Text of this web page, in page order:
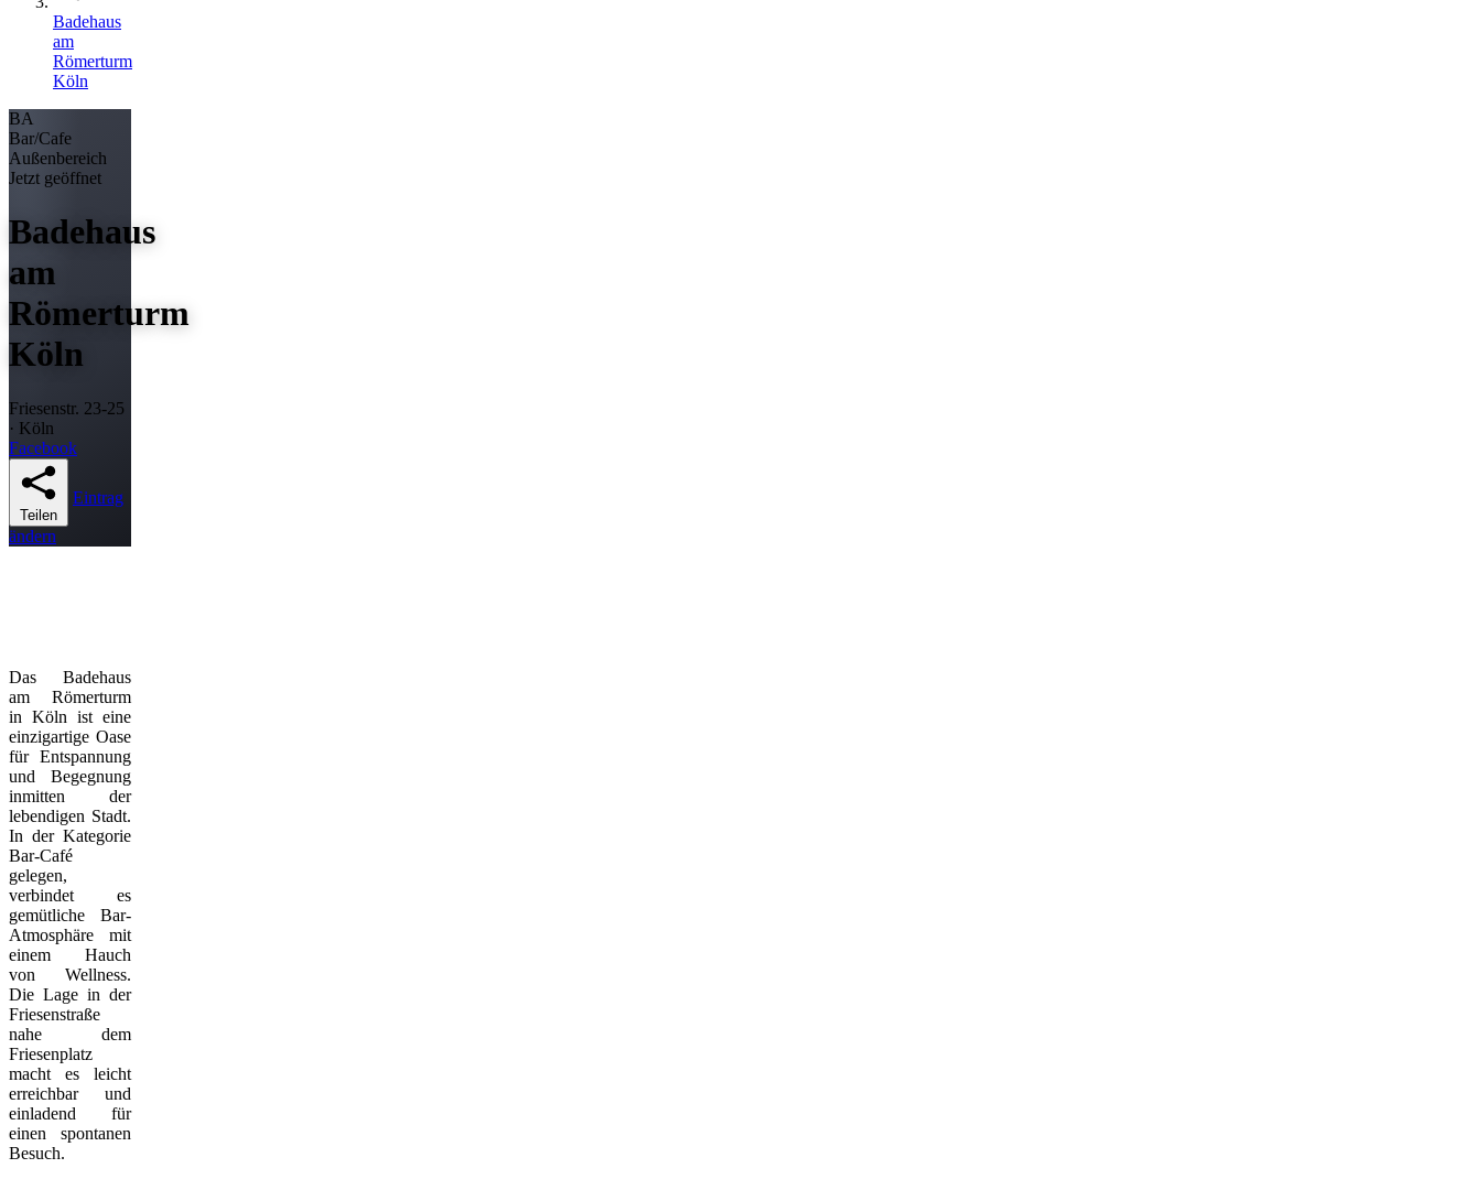
Badehaus
am
Römerturm
Köln
BA
Bar/Cafe
Außenbereich
Jetzt geöffnet
Badehaus
am
Römerturm
Köln
Friesenstr. 23-25
· Köln
Facebook
Teilen
Eintrag
ändern
Das Badehaus
am Römerturm
in Köln ist eine
einzigartige Oase
für Entspannung
und Begegnung
inmitten der
lebendigen Stadt.
In der Kategorie
Bar-Café
gelegen,
verbindet es
gemütliche Bar-
Atmosphäre mit
einem Hauch
von Wellness.
Die Lage in der
Friesenstraße
nahe dem
Friesenplatz
macht es leicht
erreichbar und
einladend für
einen spontanen
Besuch.